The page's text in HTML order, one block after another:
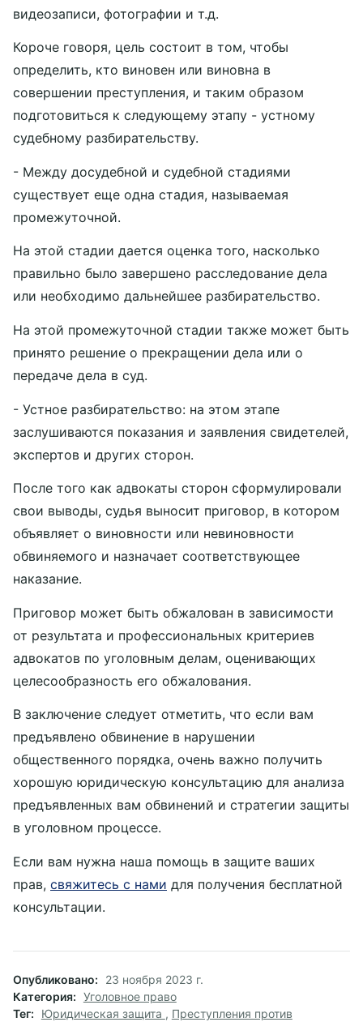
видеозаписи, фотографии и т.д.
Короче говоря, цель состоит в том, чтобы
определить, кто виновен или виновна в
совершении преступления, и таким образом
подготовиться к следующему этапу - устному
судебному разбирательству.
- Между досудебной и судебной стадиями
существует еще одна стадия, называемая
промежуточной.
На этой стадии дается оценка того, насколько
правильно было завершено расследование дела
или необходимо дальнейшее разбирательство.
На этой промежуточной стадии также может быть
принято решение о прекращении дела или о
передаче дела в суд.
- Устное разбирательство: на этом этапе
заслушиваются показания и заявления свидетелей,
экспертов и других сторон.
После того как адвокаты сторон сформулировали
свои выводы, судья выносит приговор, в котором
объявляет о виновности или невиновности
обвиняемого и назначает соответствующее
наказание.
Приговор может быть обжалован в зависимости
от результата и профессиональных критериев
адвокатов по уголовным делам, оценивающих
целесообразность его обжалования.
В заключение следует отметить, что если вам
предъявлено обвинение в нарушении
общественного порядка, очень важно получить
хорошую юридическую консультацию для анализа
предъявленных вам обвинений и стратегии защиты
в уголовном процессе.
Если вам нужна наша помощь в защите ваших
прав, свяжитесь с нами для получения бесплатной
консультации.
Опубликовано
23 ноября 2023 г.
Категория
Уголовное право
Тег
Юридическая защита , Преступления против